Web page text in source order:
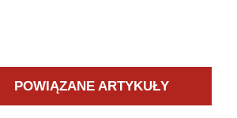
POWIĄZANE ARTYKUŁY